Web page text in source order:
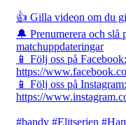
👍 Gilla videon om du
🔔 Prenumerera och
matchuppdateringar
📱 Följ oss på Facebook:
https://
📱 Följ oss på Instagram:
https://
#bandy #Elitserien